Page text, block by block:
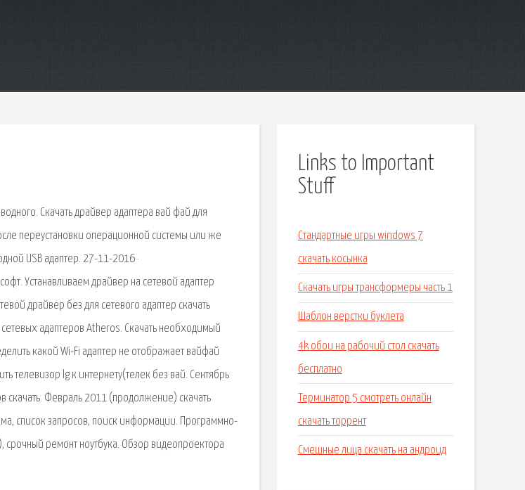
Скачать драйвер адаптера вай фай для
переустановки операционной системы или же
USB адаптер. 27-11-2016 ·
Устанавливаем драйвер на сетевой адаптер
драйвер без для сетевого адаптер скачать
сетевых адаптеров Atheros. Скачать необходимый
какой Wi-Fi адаптер не отображает вайфай
телевизор lg к интернету(телек без вай. Сентябрь
Февраль 2011 (продолжение) скачать
список запросов, поиск информации. Программно-
срочный ремонт ноутбука. Обзор видеопроектора
Links to Important
Stuff
Стандартные игры windows 7
скачать косынка
Скачать игры трансформеры часть 1
Шаблон верстки буклета
4k обои на рабочий стол скачать
бесплатно
Терминатор 5 смотреть онлайн
скачать торрент
Смешные лица скачать на андроид